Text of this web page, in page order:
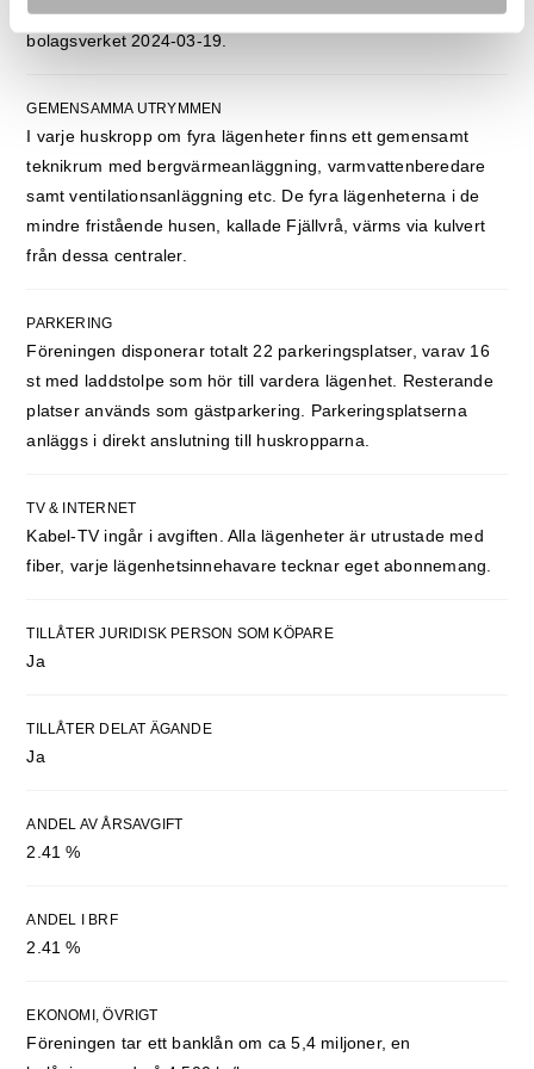
stugor kallas för Fjällvrå. Brf Orrbacken 1 registrerades hos
bolagsverket 2024-03-19.
GEMENSAMMA UTRYMMEN
I varje huskropp om fyra lägenheter finns ett gemensamt
teknikrum med bergvärmeanläggning, varmvattenberedare
samt ventilationsanläggning etc. De fyra lägenheterna i de
mindre fristående husen, kallade Fjällvrå, värms via kulvert
från dessa centraler.
PARKERING
Föreningen disponerar totalt 22 parkeringsplatser, varav 16
st med laddstolpe som hör till vardera lägenhet. Resterande
platser används som gästparkering. Parkeringsplatserna
anläggs i direkt anslutning till huskropparna.
TV & INTERNET
Kabel-TV ingår i avgiften. Alla lägenheter är utrustade med
fiber, varje lägenhetsinnehavare tecknar eget abonnemang.
TILLÅTER JURIDISK PERSON SOM KÖPARE
Ja
TILLÅTER DELAT ÄGANDE
Ja
ANDEL AV ÅRSAVGIFT
2.41 %
ANDEL I BRF
2.41 %
EKONOMI, ÖVRIGT
Föreningen tar ett banklån om ca 5,4 miljoner, en